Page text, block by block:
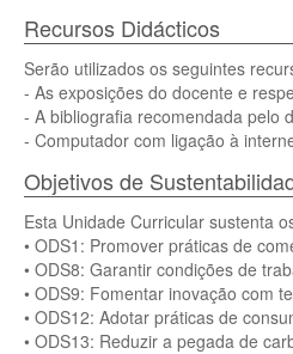
Recursos Didácticos
Serão utilizados os seguintes
- As exposições do docente e
- A bibliografia recomendada pelo
- Computador com ligação à
Objetivos de
Esta Unidade Curricular sustenta
• ODS1: Promover práticas de
• ODS8: Garantir condições de
• ODS9: Fomentar inovação com
• ODS12: Adotar práticas de
• ODS13: Reduzir a pegada de